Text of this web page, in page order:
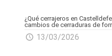
¿Qué cerrajeros en
cambios de cerraduras de
13/03/2026